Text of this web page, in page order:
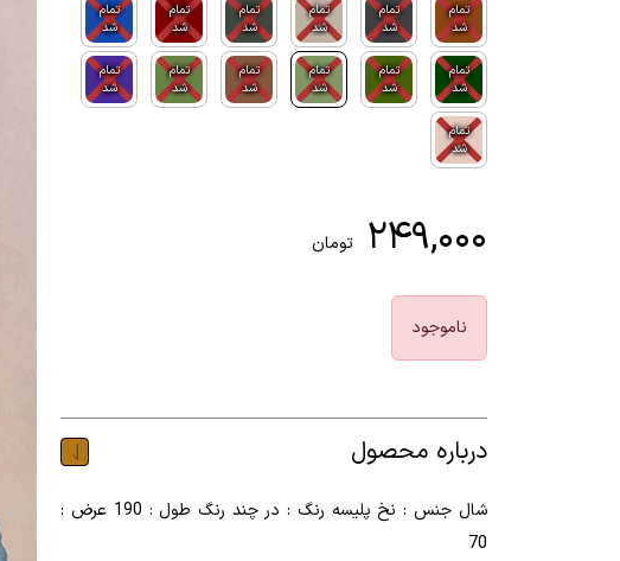
تمام
شد
تمام
شد
تمام
شد
تمام
شد
تمام
شد
تمام
شد
تمام
شد
تمام
شد
تمام
شد
تمام
شد
تمام
شد
تمام
شد
تمام
شد
۲۴۹,۰۰۰ تومان
ناموجود
درباره محصول
شال جنس : نخ پلیسه رنگ : در چند رنگ طول : 190 عرض :
70